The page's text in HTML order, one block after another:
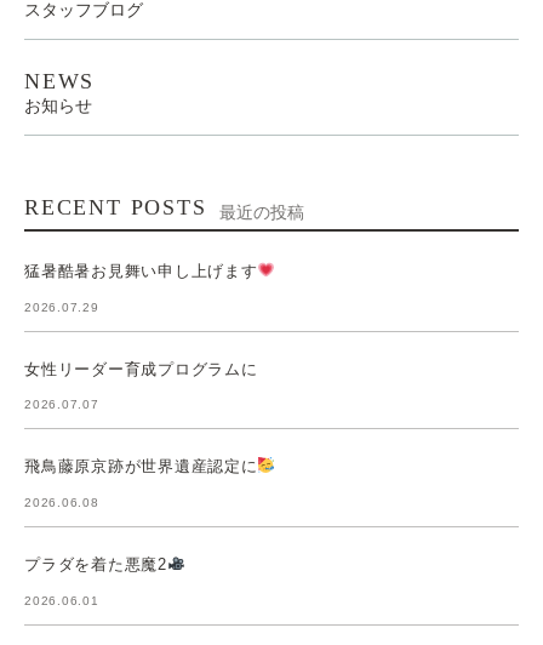
スタッフブログ
NEWS
お知らせ
RECENT POSTS 最近の投稿
猛暑酷暑お見舞い申し上げます
2026.07.29
女性リーダー育成プログラムに
2026.07.07
飛鳥藤原京跡が世界遺産認定に
2026.06.08
プラダを着た悪魔2
2026.06.01